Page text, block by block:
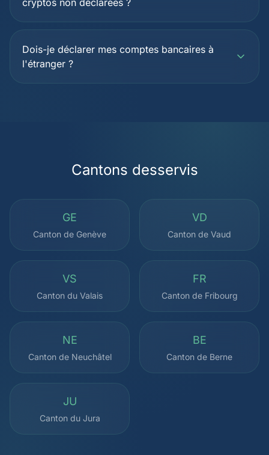
cryptos non déclarées ?
Dois-je déclarer mes comptes bancaires à
l'étranger ?
Cantons desservis
GE
Canton de Genève
VD
Canton de Vaud
VS
Canton du Valais
FR
Canton de Fribourg
NE
Canton de Neuchâtel
BE
Canton de Berne
JU
Canton du Jura